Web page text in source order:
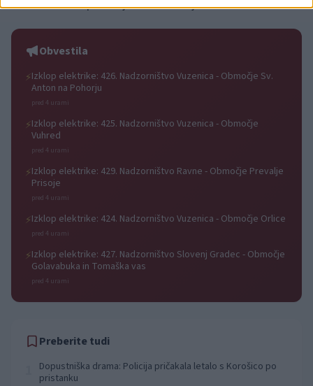
Festivalu SHOTS prestavljen na
Slovenj Gradec: Filmske
počitniški kino
Obvestila
⚡Izklop elektrike: 426. Nadzorništvo Vuzenica - Območje Sv.
Anton na Pohorju
pred 4 urami
⚡Izklop elektrike: 425. Nadzorništvo Vuzenica - Območje
Vuhred
pred 4 urami
⚡Izklop elektrike: 429. Nadzorništvo Ravne - Območje Prevalje
Prisoje
pred 4 urami
⚡Izklop elektrike: 424. Nadzorništvo Vuzenica - Območje Orlice
pred 4 urami
⚡Izklop elektrike: 427. Nadzorništvo Slovenj Gradec - Območje
Golavabuka in Tomaška vas
pred 4 urami
Preberite tudi
Dopustniška drama: Policija pričakala letalo s Korošico po
pristanku